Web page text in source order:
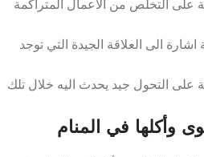
على التخلص من الاعمال المتراكمة
الى العلاقة الجيدة التي توجد
على التحول جيد يحدث اليه خلال تلك
وأكلها في المنام